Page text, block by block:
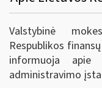
Valstybinė
Respublikos
informuoja apie
administravimo